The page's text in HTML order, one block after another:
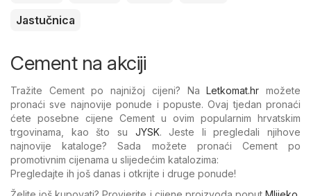
Jastučnica
Cement na akciji
Tražite Cement po najnižoj cijeni? NaLetkomat.hr možete
pronaći sve najnovije ponude i popuste. Ovaj tjedan pronaći
ćete posebne cijene Cement u ovim popularnim hrvatskim
trgovinama, kao što su JYSK. Jeste li pregledali njihove
najnovije kataloge? Sada možete pronaći Cement po
promotivnim cijenama u slijedećim katalozima:
Pregledajte ih još danas i otkrijte i druge ponude!